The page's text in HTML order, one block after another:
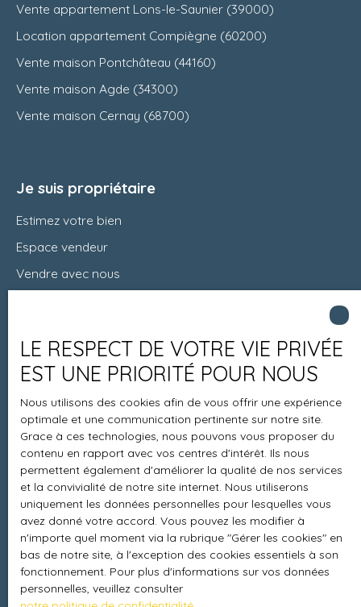
Vente appartement Lons-le-Saunier (39000)
Location appartement Compiègne (60200)
Vente maison Pontchâteau (44160)
Vente maison Agde (34300)
Vente maison Cernay (68700)
Je suis propriétaire
Estimez votre bien
Espace vendeur
Vendre avec nous
Informations
Recrutement
Honoraires
Mentions légales
Politique de confidentialité
Plan du site
Gérer les cookies
Propulsé par
LE RESPECT DE VOTRE VIE PRIVÉE
EST UNE PRIORITÉ POUR NOUS
Nous utilisons des cookies afin de vous offrir une expérience
optimale et une communication pertinente sur notre site.
Grace à ces technologies, nous pouvons vous proposer du
contenu en rapport avec vos centres d'intérêt. Ils nous
permettent également d'améliorer la qualité de nos services
et la convivialité de notre site internet. Nous utiliserons
uniquement les données personnelles pour lesquelles vous
avez donné votre accord. Vous pouvez les modifier à
n'importe quel moment via la rubrique ″Gérer les cookies″ en
bas de notre site, à l'exception des cookies essentiels à son
fonctionnement. Pour plus d'informations sur vos données
personnelles, veuillez consulter